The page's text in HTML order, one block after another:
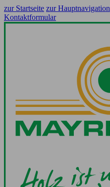
zur Startseite zur Hauptnavigation
Kontaktformular